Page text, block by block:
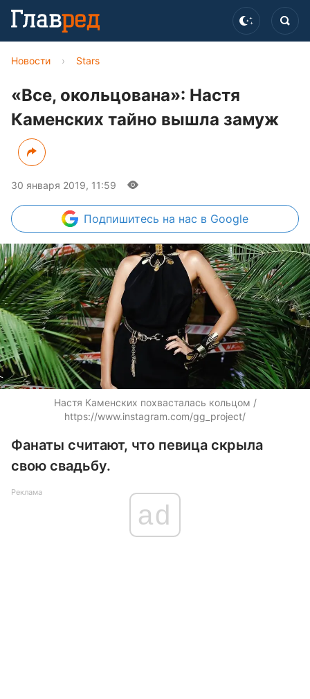
Новости › Stars
«Все, окольцована»: Настя
Каменских тайно вышла замуж
30 января 2019, 11:59
Подпишитесь на нас в Google
Настя Каменских похвасталась кольцом /
https://www.instagram.com/gg_project/
Фанаты считают, что певица скрыла
свою свадьбу.
Реклама
ad